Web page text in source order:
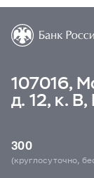
107016,
д. 12, к.
300
(круглосуточно,